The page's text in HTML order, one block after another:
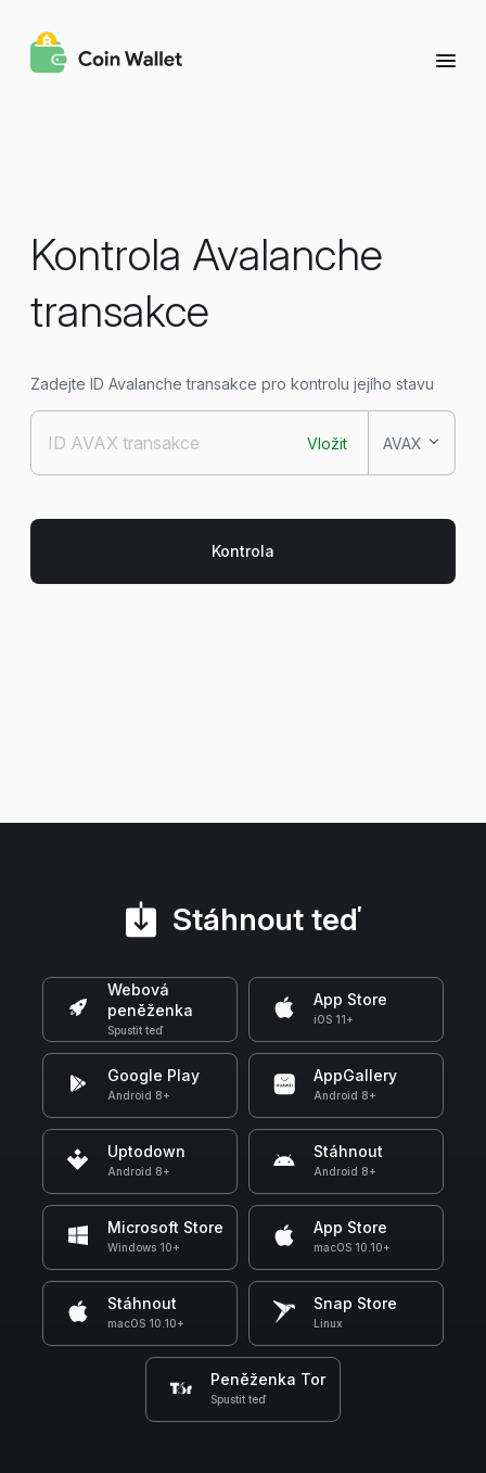
Kontrola Avalanche
transakce
Zadejte ID Avalanche transakce pro kontrolu jejího stavu
Vložit AVAX
Stáhnout teď
Webová
peněženka
Spustit teď
App Store
iOS 11+
Google Play
Android 8+
AppGallery
Android 8+
Uptodown
Android 8+
Stáhnout
Android 8+
Microsoft Store
Windows 10+
App Store
macOS 10.10+
Stáhnout
macOS 10.10+
Snap Store
Linux
Peněženka Tor
Spustit teď